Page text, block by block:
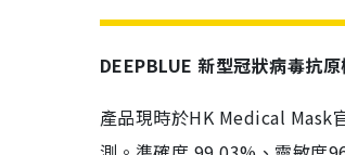
DEEPBLUE 新型冠狀病毒抗
產品現時於HK Medical Mask